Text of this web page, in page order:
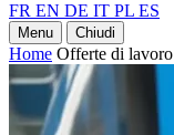
FR EN DE IT PL ES
Menu Chiudi
Home Offerte di lavoro